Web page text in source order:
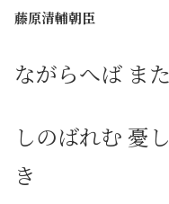
藤原清輔朝臣
ながらへば ま
しのばれむ 憂
き